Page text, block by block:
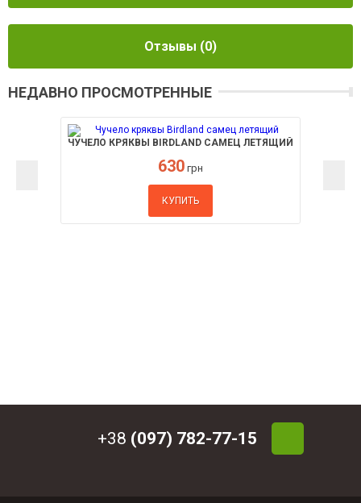
Отзывы (0)
НЕДАВНО ПРОСМОТРЕННЫЕ
ЧУЧЕЛО КРЯКВЫ BIRDLAND САМЕЦ ЛЕТЯЩИЙ
630 грн
КУПИТЬ
+38 (097) 782-77-15